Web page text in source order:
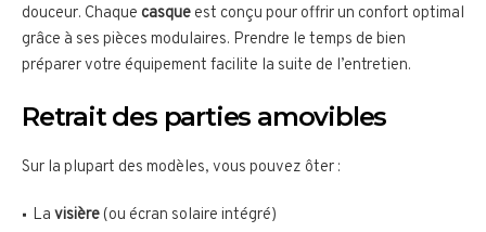
douceur. Chaque casque est conçu pour offrir un confort optimal
grâce à ses pièces modulaires. Prendre le temps de bien
préparer votre équipement facilite la suite de l’entretien.
Retrait des parties amovibles
Sur la plupart des modèles, vous pouvez ôter :
La visière(ou écran solaire intégré)